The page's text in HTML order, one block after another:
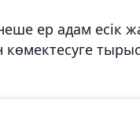
ер адам есік